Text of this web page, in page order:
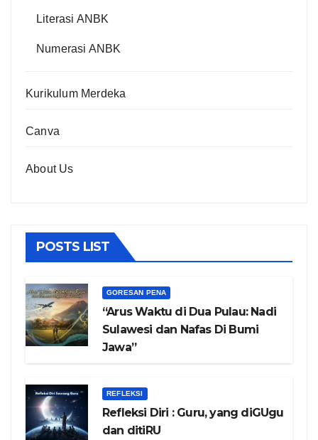
Literasi ANBK
Numerasi ANBK
Kurikulum Merdeka
Canva
About Us
POSTS LIST
GORESAN PENA
“Arus Waktu di Dua Pulau: Nadi
Sulawesi dan Nafas Di Bumi
Jawa”
REFLEKSI
Refleksi Diri : Guru, yang diGUgu
dan ditiRU